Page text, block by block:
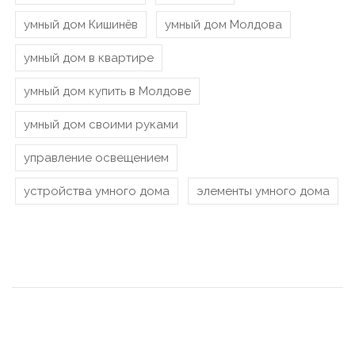
умный дом Кишинёв умный дом Молдова
умный дом в квартире
умный дом купить в Молдове
умный дом своими руками
управление освещением
устройства умного дома элементы умного дома